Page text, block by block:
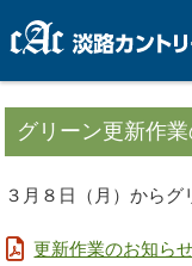
グリーン更新作
３月８日（月）からグ
更新作業のお知ら